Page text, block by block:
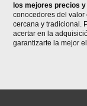
los mejores precios
conocedores del
cercana y tradicional.
acertar en la
garantizarte la mejor